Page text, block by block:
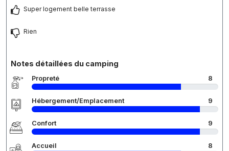
Super logement belle terrasse
Rien
Notes détaillées du camping
Propreté 8
Hébergement/Emplacement 9
Confort 9
Accueil 8